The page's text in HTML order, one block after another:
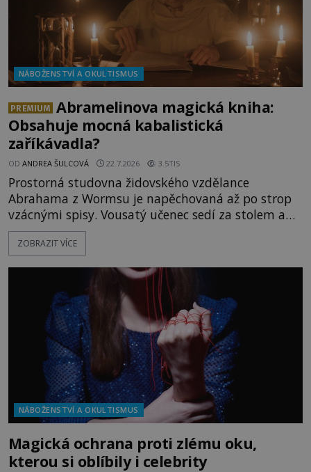
NÁBOŽENSTVÍ A OKULTISMUS
PREMIUM
Abramelinova magická kniha:
Obsahuje mocná kabalistická
zaříkávadla?
OD ANDREA ŠULCOVÁ 22.7.2026 3.5TIS
Prostorná studovna židovského vzdělance
Abrahama z Wormsu je napěchovaná až po strop
vzácnými spisy. Vousatý učenec sedí za stolem a
před sebou má rozložený jeden z nejzáhadnějších
magických textů. Jde o Abramelinův grimoár, který
kouzla, jak si někteří myslí, nebo jde o pouhou
pověru? Už šest měsíců pobývá
ZOBRAZIT VÍCE
NÁBOŽENSTVÍ A OKULTISMUS
Magická ochrana proti zlému oku,
kterou si oblíbily i celebrity